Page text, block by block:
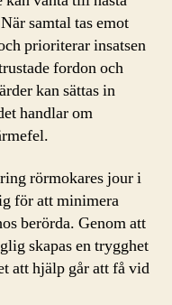
samtal tas emot
prioriterar insatsen
fordon och
kan sättas in
handlar om
rörmokares jour i
för att minimera
berörda. Genom att
skapas en trygghet
att hjälp går att få vid